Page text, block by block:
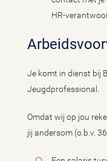
HR-
Je komt in dienst bij
Jeugdprofessional.
Omdat wij op jou
jij andersom (o.b.v.